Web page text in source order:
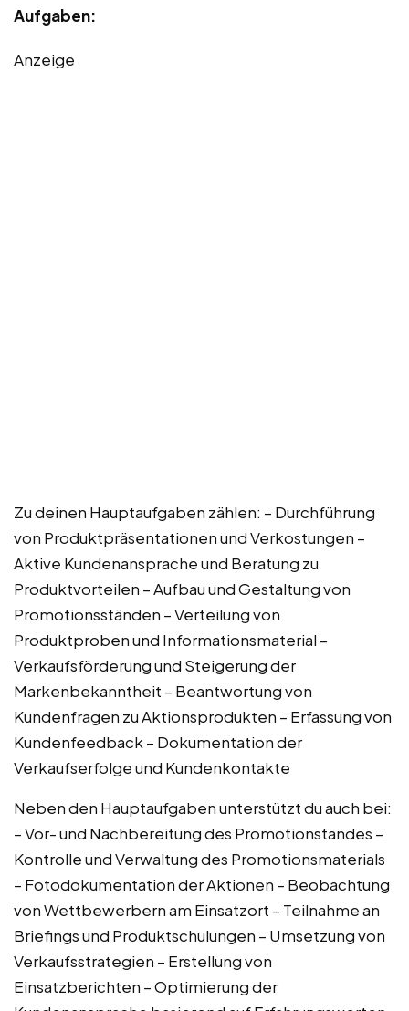
Aufgaben:
Anzeige
Zu deinen Hauptaufgaben zählen: – Durchführung
von Produktpräsentationen und Verkostungen –
Aktive Kundenansprache und Beratung zu
Produktvorteilen – Aufbau und Gestaltung von
Promotionsständen – Verteilung von
Produktproben und Informationsmaterial –
Verkaufsförderung und Steigerung der
Markenbekanntheit – Beantwortung von
Kundenfragen zu Aktionsprodukten – Erfassung von
Kundenfeedback – Dokumentation der
Verkaufserfolge und Kundenkontakte
Neben den Hauptaufgaben unterstützt du auch bei:
– Vor- und Nachbereitung des Promotionstandes –
Kontrolle und Verwaltung des Promotionsmaterials
– Fotodokumentation der Aktionen – Beobachtung
von Wettbewerbern am Einsatzort – Teilnahme an
Briefings und Produktschulungen – Umsetzung von
Verkaufsstrategien – Erstellung von
Einsatzberichten – Optimierung der